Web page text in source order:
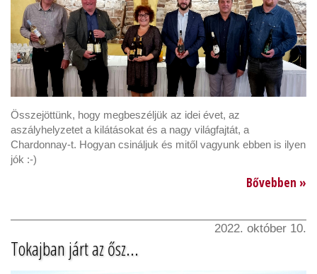
Összejöttünk, hogy megbeszéljük az idei évet, az
aszályhelyzetet a kilátásokat és a nagy világfajtát, a
Chardonnay-t. Hogyan csináljuk és mitől vagyunk ebben is ilyen
jók :-)
Bővebben »
2022. október 10.
Tokajban járt az ősz...